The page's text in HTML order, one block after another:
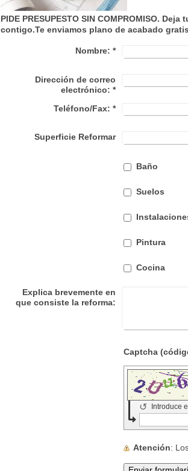
PIDE PRESUPESTO SIN COMPROMISO.
contigo.Te enviamos plano de acabado
Nombre: *
Dirección de correo
electrónico: *
Teléfono/Fax: *
Superficie Reformar
Baño
Suelos
Pintura
Cocina
Explica brevemente en
que consiste la reforma:
Introduce
↺
Atención :